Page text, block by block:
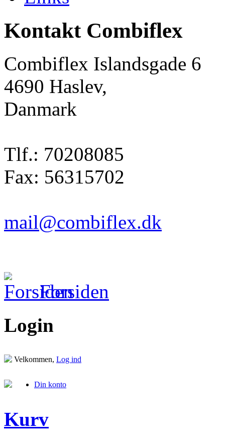
Kontakt Combiflex
Combiflex Islandsgade 6
4690 Haslev,
Danmark
Tlf.: 70208085
Fax: 56315702
mail@combiflex.dk
Forsiden
Login
Velkommen, Log ind
Din konto
Kurv